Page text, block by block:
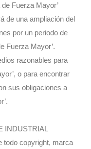
Fuerza Mayor’
de una ampliación del
por un periodo de
Fuerza Mayor’.
razonables para
o para encontrar
sus obligaciones a
INDUSTRIAL
todo copyright, marca